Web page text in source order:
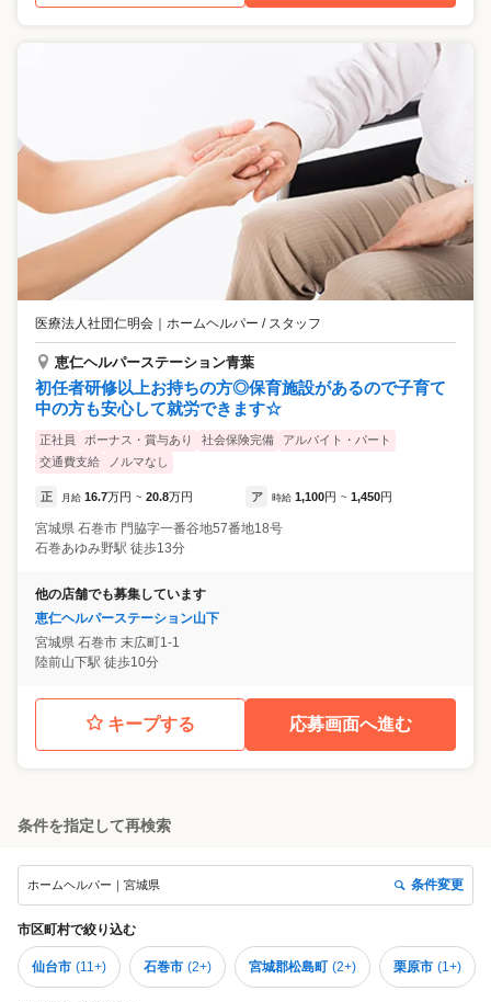
医療法人社団仁明会 ｜ ホームヘルパー / スタッフ
恵仁ヘルパーステーション青葉
初任者研修以上お持ちの方◎保育施設があるので子育て
中の方も安心して就労できます☆
正社員 ボーナス・賞与あり 社会保険完備
アルバイト・パート
交通費支給
ノルマなし
正 月給 16.7万円 ~ 20.8万円 ア 時給 1,100円 ~ 1,450円
宮城県 石巻市 門脇字一番谷地57番地18号
石巻あゆみ野駅 徒歩13分
他の店舗でも募集しています
恵仁ヘルパーステーション山下
宮城県 石巻市 末広町1-1
陸前山下駅 徒歩10分
キープする 応募画面へ進む
条件を指定して再検索
ホームヘルパー｜宮城県 条件変更
市区町村で絞り込む
仙台市 (11+) 石巻市 (2+) 宮城郡松島町 (2+) 栗原市 (1+)